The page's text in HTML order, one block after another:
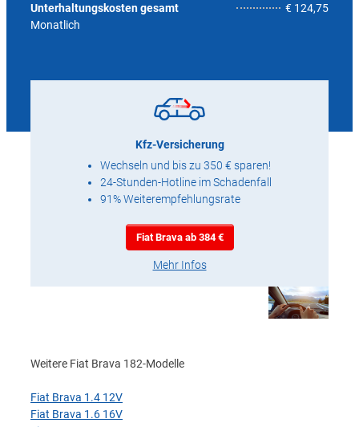
Unterhaltungskosten gesamt
Monatlich
€ 124,7510,3
Kfz-Versicherung
Wechseln und bis zu 350 € sparen!
24-Stunden-Hotline im Schadenfall
91% Weiterempfehlungsrate
Fiat Brava ab 384 €
Mehr Infos
Weitere Fiat Brava 182-Modelle
Fiat Brava 1.4 12V
Fiat Brava 1.6 16V